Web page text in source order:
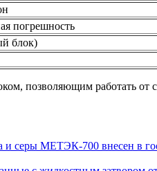
погрешность
блок)
позволяющим работать от
и серы МЕТЭК-700 внесен в